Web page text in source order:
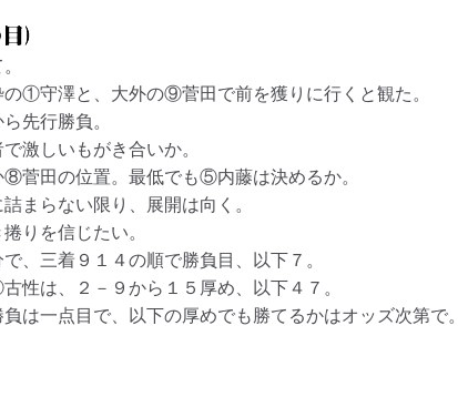
①守澤と、大外の⑨菅田で前を獲りに行くと観た。
先行勝負。
激しいもがき合いか。
田の位置。最低でも⑤内藤は決めるか。
まらない限り、展開は向く。
りを信じたい。
、三着９１４の順で勝負目、以下７。
性は、２－９から１５厚め、以下４７。
は一点目で、以下の厚めでも勝てるかはオッズ次第で。